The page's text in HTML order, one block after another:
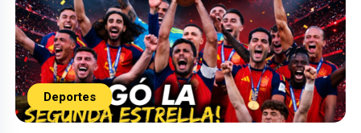
Deportes